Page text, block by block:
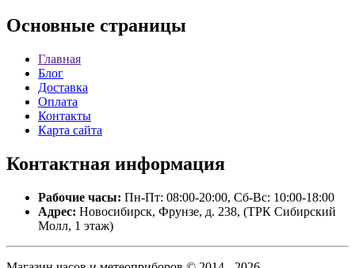
Основные страницы
Главная
Блог
Доставка
Оплата
Контакты
Карта сайта
Контактная информация
Рабочие часы: Пн-Пт: 08:00-20:00, Сб-Вс: 10:00-18:00
Адрес: Новосибирск, Фрунзе, д. 238, (ТРК Сибирский
Молл, 1 этаж)